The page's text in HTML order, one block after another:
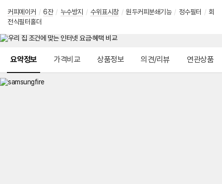
커피메이커 / 6잔 / 누수방지 / 수위표시창 / 원두커피분쇄기능 / 정수필터 / 회
전식필터홀더
요약정보 가격비교 상품정보 의견/리뷰 연관상품